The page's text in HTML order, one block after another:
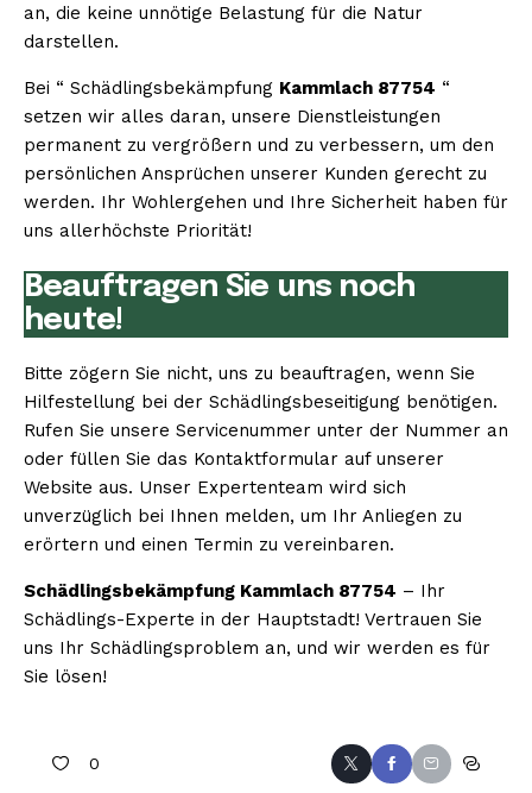
an, die keine unnötige Belastung für die Natur
darstellen.
Bei “ Schädlingsbekämpfung Kammlach 87754 “
setzen wir alles daran, unsere Dienstleistungen
permanent zu vergrößern und zu verbessern, um den
persönlichen Ansprüchen unserer Kunden gerecht zu
werden. Ihr Wohlergehen und Ihre Sicherheit haben für
uns allerhöchste Priorität!
Beauftragen Sie uns noch
heute!
Bitte zögern Sie nicht, uns zu beauftragen, wenn Sie
Hilfestellung bei der Schädlingsbeseitigung benötigen.
Rufen Sie unsere Servicenummer unter der Nummer an
oder füllen Sie das Kontaktformular auf unserer
Website aus. Unser Expertenteam wird sich
unverzüglich bei Ihnen melden, um Ihr Anliegen zu
erörtern und einen Termin zu vereinbaren.
Schädlingsbekämpfung Kammlach 87754 – Ihr
Schädlings-Experte in der Hauptstadt! Vertrauen Sie
uns Ihr Schädlingsproblem an, und wir werden es für
Sie lösen!
0